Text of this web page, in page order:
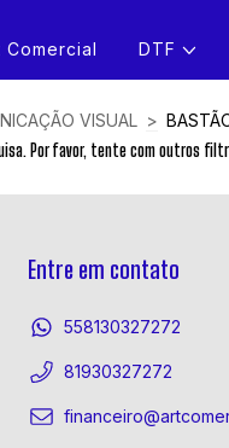
DTF
VISUAL >
Por favor, tente com outros
Entre em contato
558130327272
81930327272